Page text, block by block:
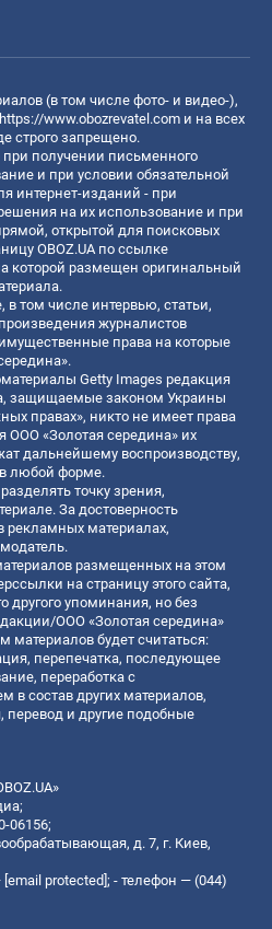
(в том числе фото- и видео-),
https://www.obozrevatel.com и на всех
строго запрещено.
получении письменного
и при условии обязательной
интернет-изданий - при
на их использование и при
открытой для поисковых
OBOZ.UA по ссылке
которой размещен оригинальный
в том числе интервью, статьи,
журналистов
права на которые
Getty Images редакция
защищаемые законом Украины
правах», никто не имеет права
ООО «Золотая середина» их
дальнейшему воспроизводству,
любой форме.
точку зрения,
За достоверность
материалах,
размещенных на этом
на страницу этого сайта,
другого упоминания, но без
ООО «Золотая середина»
будет считаться:
перепечатка, последующее
переработка с
в состав других материалов,
перевод и другие подобные
06156;
д. 7, г. Киев,
[email protected]; - телефон — (044)